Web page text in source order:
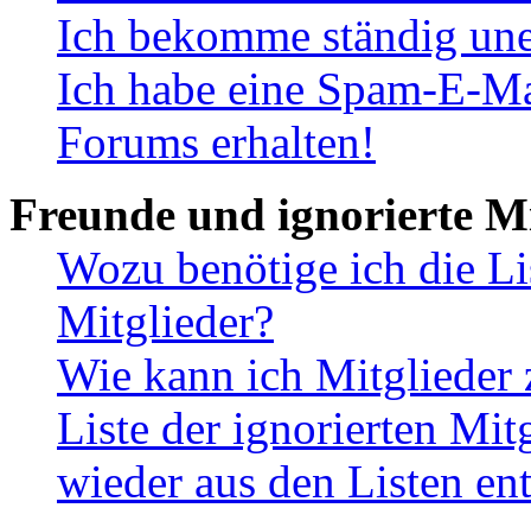
Ich bekomme ständig
Ich habe eine Spam-E-
Forums erhalten!
Freunde und ignorierte
Wozu benötige ich die
Mitglieder?
Wie kann ich Mitglieder
Liste der ignorierten
wieder aus den Listen